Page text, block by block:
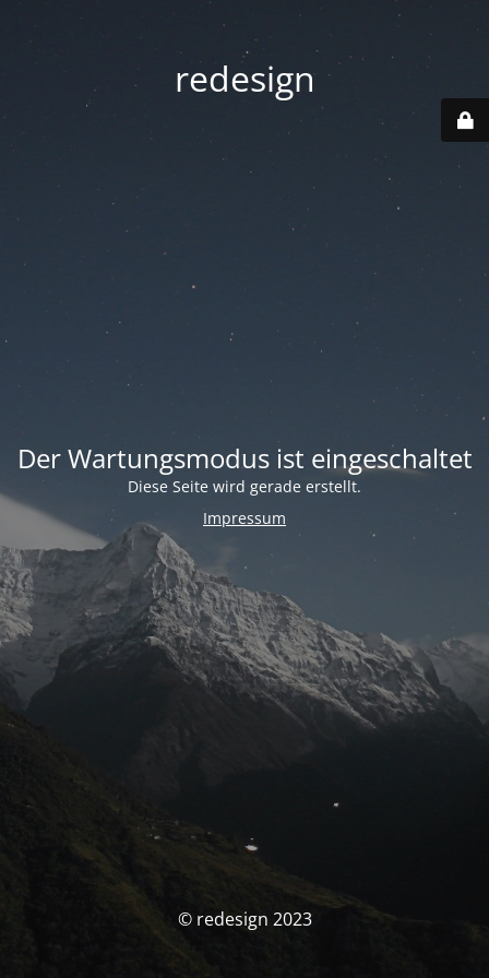
redesign
Der Wartungsmodus ist eingeschaltet
Diese Seite wird gerade erstellt.
Impressum
© redesign 2023